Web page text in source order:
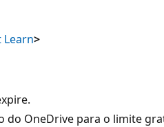
Learn>
OneDrive para o limite